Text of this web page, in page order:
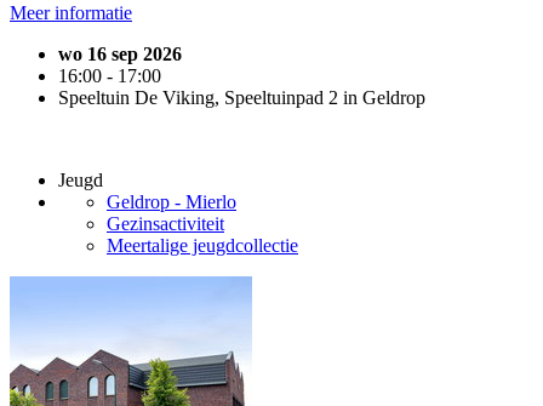
Meer informatie
wo 16 sep 2026
16:00 - 17:00
Speeltuin De Viking, Speeltuinpad 2 in Geldrop
Jeugd
Geldrop - Mierlo
Gezinsactiviteit
Meertalige jeugdcollectie